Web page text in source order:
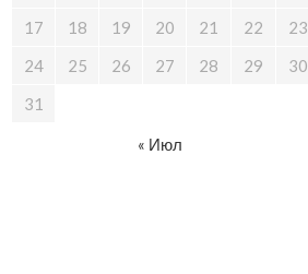
17
18 19 20 21 22
23
24
25 26 27 28 29
30
31
« Июл